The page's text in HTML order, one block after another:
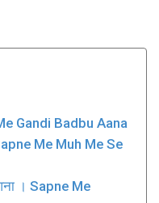
Gandi Badbu Aana
Me Muh Me Se
। Sapne Me